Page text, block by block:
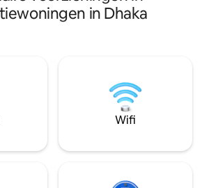
moskee,
enz. We zijn
voor dagelijkse
zonder LIFT, maar de
Dit is een
in Dhaka
Wifi